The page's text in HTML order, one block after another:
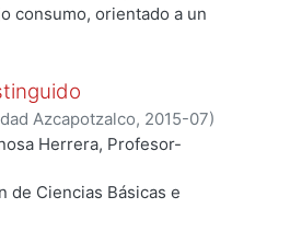
Ezequiel;Flores
consumo, orientado a un
transportar e instalar equipo
de aguas residuales
peligrosos para la salud
inmediatamente el
aguas para su valoración y
se basa en la ley
con longitud de onda a 540
Azcapotzalco, 2015-07)
y redacción;
Herrera, Profesor-
de Ciencias Básicas e